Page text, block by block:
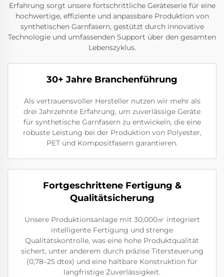
Erfahrung sorgt unsere fortschrittliche Geräteserie für eine
hochwertige, effiziente und anpassbare Produktion von
synthetischen Garnfasern, gestützt durch innovative
Technologie und umfassenden Support über den gesamten
Lebenszyklus.
30+ Jahre Branchenführung
Als vertrauensvoller Hersteller nutzen wir mehr als
drei Jahrzehnte Erfahrung, um zuverlässige Geräte
für synthetische Garnfasern zu entwickeln, die eine
robuste Leistung bei der Produktion von Polyester,
PET und Kompositfasern garantieren.
Fortgeschrittene Fertigung &
Qualitätsicherung
Unsere Produktionsanlage mit 30,000㎡ integriert
intelligente Fertigung und strenge
Qualitätskontrolle, was eine hohe Produktqualität
sichert, unter anderem durch präzise Titersteuerung
(0,78–25 dtex) und eine haltbare Konstruktion für
langfristige Zuverlässigkeit.